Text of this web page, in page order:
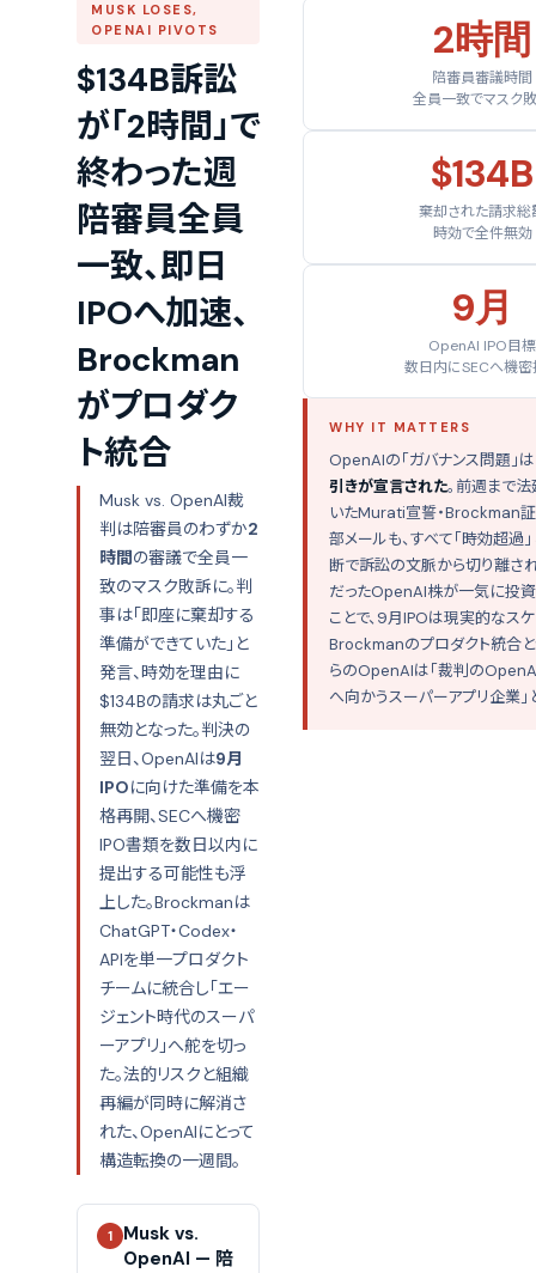
MUSK LOSES,
OPENAI PIVOTS
$134B訴訟
が「2時間」で
終わった週
陪審員全員
一致、即日
IPOへ加速、
Brockman
がプロダク
ト統合
Musk vs. OpenAI裁
判は陪審員のわずか2
時間の審議で全員一
致のマスク敗訴に。判
事は「即座に棄却する
準備ができていた」と
発言、時効を理由に
$134Bの請求は丸ごと
無効となった。判決の
翌日、OpenAIは9月
IPOに向けた準備を本
格再開、SECへ機密
IPO書類を数日以内に
提出する可能性も浮
上した。Brockmanは
ChatGPT・Codex・
APIを単一プロダクト
チームに統合し「エー
ジェント時代のスーパ
ーアプリ」へ舵を切っ
た。法的リスクと組織
再編が同時に解消さ
れた、OpenAIにとって
構造転換の一週間。
1
Musk vs.
OpenAI — 陪
2時間
陪審員審議時間
全員一致でマスク
$134B
棄却された請求総
時効で全件無効
9月
OpenAI IPO目標
数日内にSECへ機密
WHY IT MATTERS
OpenAIの「ガバナンス問題」は
引きが宣言された。前週まで
いたMurati宣誓・Brockman
部メールも、すべて「時効超過
断で訴訟の文脈から切り離さ
だったOpenAI株が一気に投
ことで、9月IPOは現実的なス
Brockmanのプロダクト統合
らのOpenAIは「裁判のOpenAI
へ向かうスーパーアプリ企業」